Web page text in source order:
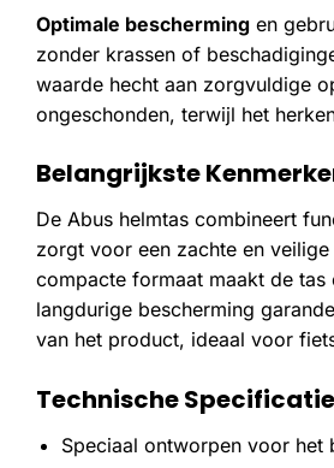
Optimale bescherming en
zonder krassen of
waarde hecht aan zorgvuldige
ongeschonden, terwijl het
Belangrijkste
De Abus helmtas combineert
zorgt voor een zachte en
compacte formaat maakt de tas
langdurige bescherming
van het product, ideaal voor
Technische
Speciaal ontworpen voor het